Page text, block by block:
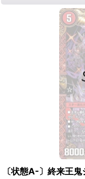
〔状態A-〕終来王